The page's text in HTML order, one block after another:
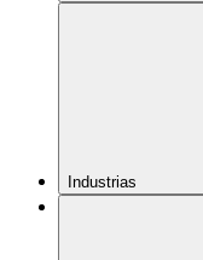
Industrias